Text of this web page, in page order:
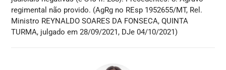
regimental não provido. (AgRg no REsp 1952655/MT, Rel.
Ministro REYNALDO SOARES DA FONSECA, QUINTA
TURMA, julgado em 28/09/2021, DJe 04/10/2021)